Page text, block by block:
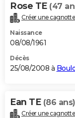
Rose TE (47
Créer une
Naissance
08/08/1961
Décès
25/08/2008 à
Ean TE (86 ans)
Créer une